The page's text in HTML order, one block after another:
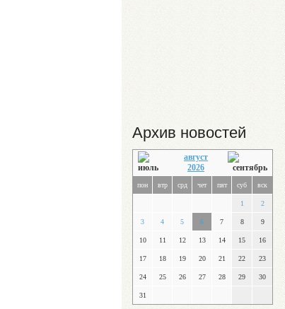
Архив новостей
август
2026
пон втр срд чет пят суб вск
1 2
3 4 5 6 7 8 9
10 11 12 13 14 15 16
17 18 19 20 21 22 23
24 25 26 27 28 29 30
31